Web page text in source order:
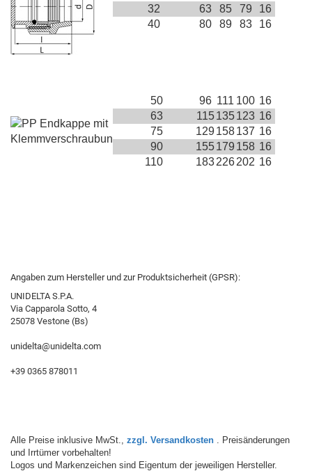
32
63 85 79
16
40
80 89 83 16
50 96 111 100 16
63
115 135123 16
75
129158137 16
90
155179 158 16
110
183226202 16
Angaben zum Hersteller und zur Produktsicherheit (GPSR):
UNIDELTA S.P.A.
Via Capparola Sotto, 4
25078 Vestone (Bs)
unidelta@unidelta.com
+39 0365 878011
Alle Preise inklusive MwSt., zzgl. Versandkosten . Preisänderungen
und Irrtümer vorbehalten!
Logos und Markenzeichen sind Eigentum der jeweiligen Hersteller.